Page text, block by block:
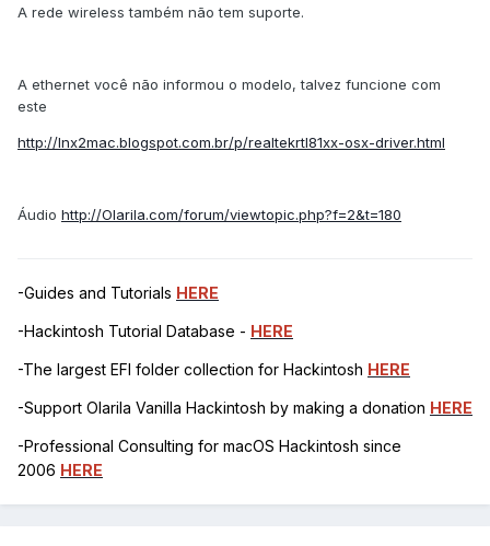
A rede wireless também não tem suporte.
A ethernet você não informou o modelo, talvez funcione com
este
http://lnx2mac.blogspot.com.br/p/realtekrtl81xx-osx-driver.html
Áudio http://Olarila.com/forum/viewtopic.php?f=2&t=180
-Guides and Tutorials HERE
-Hackintosh Tutorial Database - HERE
-The largest EFI folder collection for Hackintosh HERE
-Support Olarila Vanilla Hackintosh by making a donation HERE
-Professional Consulting for macOS Hackintosh since
2006 HERE